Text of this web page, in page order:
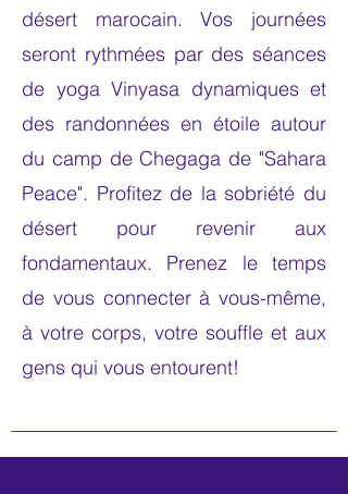
désert marocain. Vos journées
seront rythmées par des séances
de yoga Vinyasa dynamiques et
des randonnées en étoile autour
du camp de Chegaga de "Sahara
Peace". Profitez de la sobriété du
désert pour revenir aux
fondamentaux. Prenez le temps
de vous connecter à vous-même,
à votre corps, votre souffle et aux
gens qui vous entourent!